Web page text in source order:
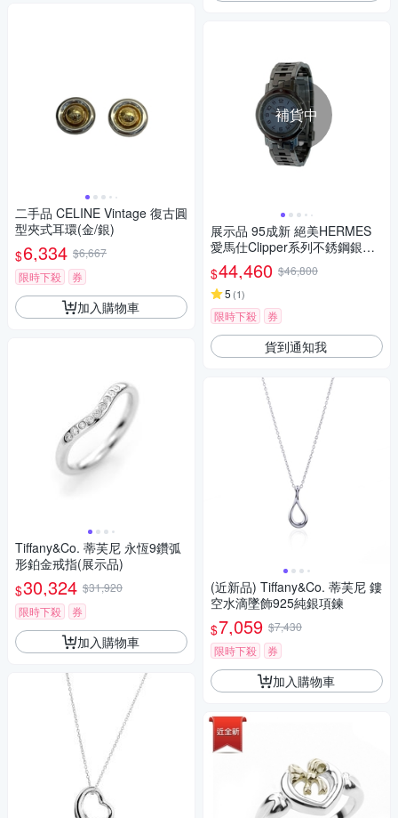
二手品 CELINE Vintage 復古圓
型夾式耳環(金/銀)
$6,334 $6,667
限時下殺
券
加入購物車
Tiffany&Co. 蒂芙尼 永恆9鑽弧
形鉑金戒指(展示品)
$30,324 $31,920
限時下殺
券
加入購物車
補貨中
展示品 95成新 絕美HERMES
愛馬仕Clipper系列不銹鋼銀色
女仕腕錶
$44,460 $46,800
5 (1)
限時下殺 券
貨到通知我
(近新品) Tiffany&Co. 蒂芙尼 鏤
空水滴墜飾925純銀項鍊
$7,059 $7,430
限時下殺
券
加入購物車